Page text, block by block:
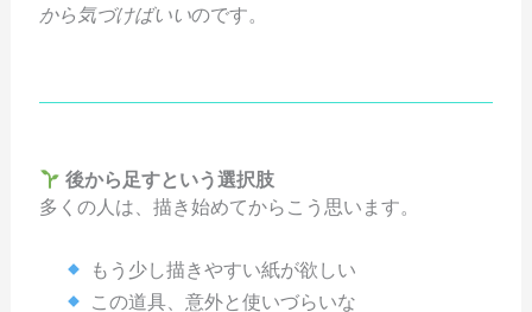
から気づけばいいのです。
後から足すという選択肢
多くの人は、描き始めてからこう思います。
もう少し描きやすい紙が欲しい
この道具、意外と使いづらいな